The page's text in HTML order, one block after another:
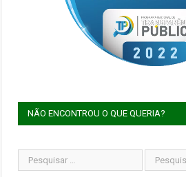
NÃO ENCONTROU O QUE QUERIA?